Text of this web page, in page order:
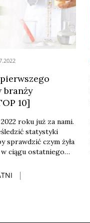
branży
10]
roku już za nami.
statystyki
sprawdzić czym żyła
ciągu ostatniego
lilial. Obowiązek jego